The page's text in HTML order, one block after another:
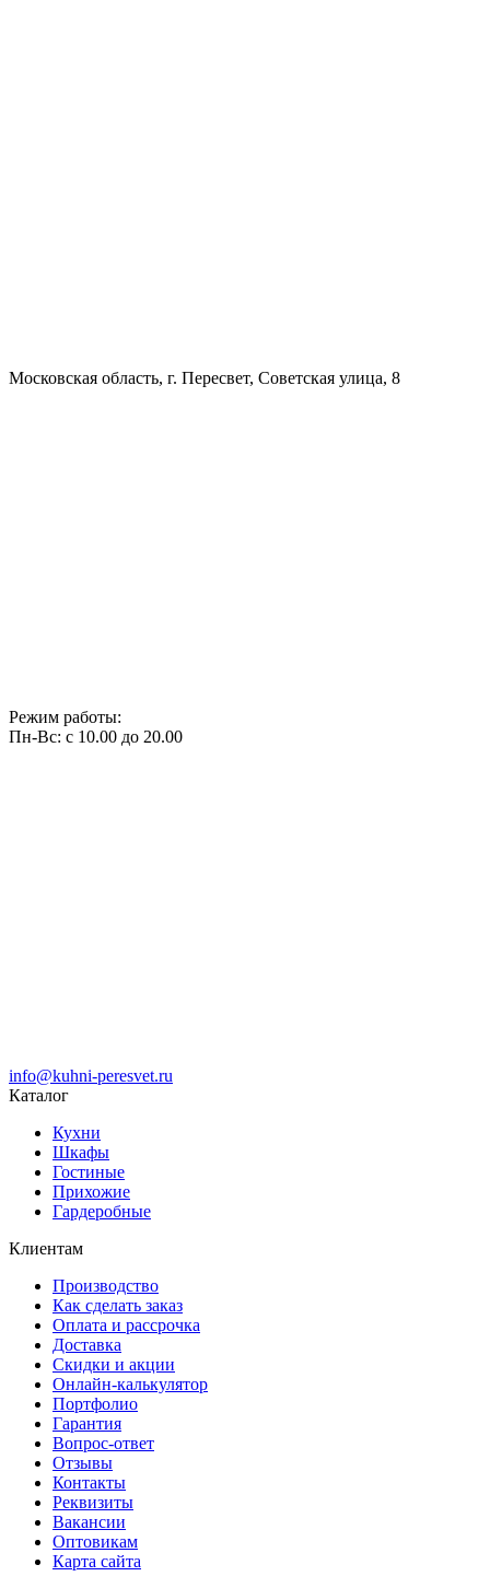
Московская область, г. Пересвет, Советская улица, 8
Режим работы:
Пн-Вс: с 10.00 до 20.00
info@kuhni-peresvet.ru
Каталог
Кухни
Шкафы
Гостиные
Прихожие
Гардеробные
Клиентам
Производство
Как сделать заказ
Оплата и рассрочка
Доставка
Скидки и акции
Онлайн-калькулятор
Портфолио
Гарантия
Вопрос-ответ
Отзывы
Контакты
Реквизиты
Вакансии
Оптовикам
Карта сайта